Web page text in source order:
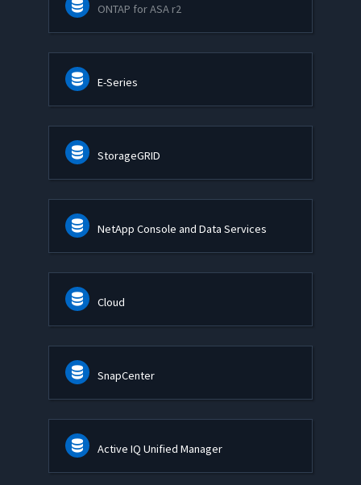
ONTAP for ASA r2
E-Series
StorageGRID
NetApp Console and Data Services
Cloud
SnapCenter
Active IQ Unified Manager